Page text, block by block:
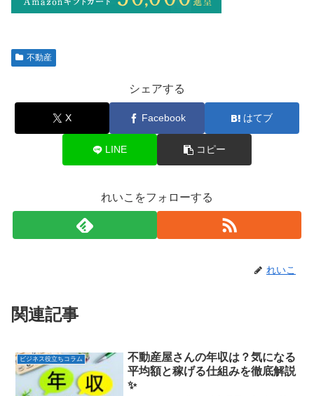
不動産
シェアする
X Facebook はてブ
LINE コピー
れいこをフォローする
れいこ
関連記事
ビジネス役立ちコラム
不動産屋さんの年収は？気になる
平均額と稼げる仕組みを徹底解説
✨